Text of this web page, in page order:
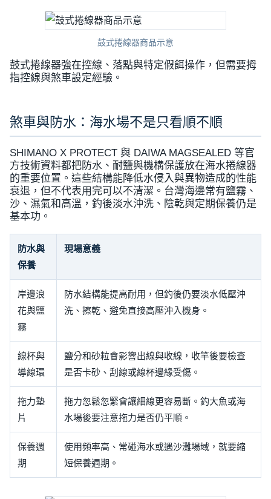
鼓式捲線器商品示意
鼓式捲線器強在控線、落點與特定假餌操作，但需要拇
指控線與煞車設定經驗。
煞車與防水：海水場不是只看順不順
SHIMANO X PROTECT 與 DAIWA MAGSEALED 等官
方技術資料都把防水、耐鹽與機構保護放在海水捲線器
的重要位置。這些結構能降低水侵入與異物造成的性能
衰退，但不代表用完可以不清潔。台灣海邊常有鹽霧、
沙、濕氣和高溫，釣後淡水沖洗、陰乾與定期保養仍是
基本功。
防水與
保養
現場意義
岸邊浪
花與鹽
霧
防水結構能提高耐用，但釣後仍要淡水低壓沖
洗、擦乾、避免直接高壓沖入機身。
線杯與
導線環
鹽分和砂粒會影響出線與收線，收竿後要檢查
是否卡砂、刮線或線杯邊緣受傷。
拖力墊
片
拖力忽鬆忽緊會讓細線更容易斷。釣大魚或海
水場後要注意拖力是否仍平順。
保養週
期
使用頻率高、常碰海水或遇沙灘場域，就要縮
短保養週期。